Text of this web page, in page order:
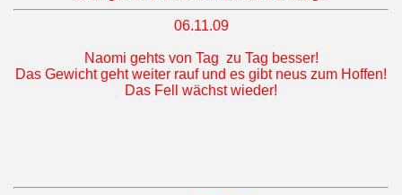
06.11.09
Naomi gehts von Tag zu Tag besser!
Das Gewicht geht weiter rauf und es gibt neus zum Hoffen!
Das Fell wächst wieder!